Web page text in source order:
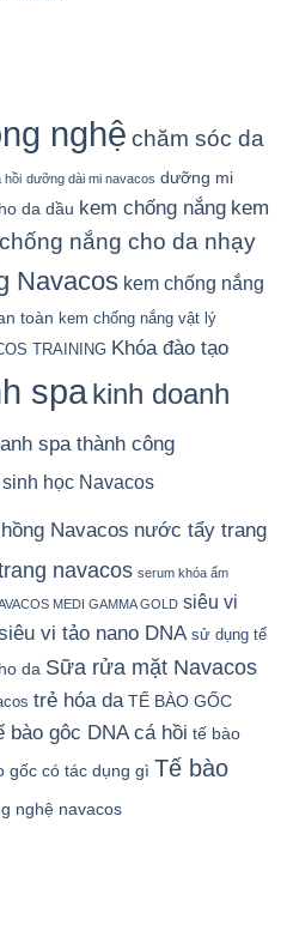
nghệ chăm sóc da
hồi dưỡng dài mi navacos dưỡng mi
da dầu kem chống nắng kem
nắng cho da nhạy
Navacos kem chống nắng
toàn kem chống nắng vật lý
TRAINING Khóa đào tạo
spa kinh doanh
spa thành công
học Navacos
Navacos nước tẩy trang
navacos serum khóa ẩm
MEDI GAMMA GOLD siêu vi
vi tảo nano DNA sử dụng tế
da Sữa rửa mặt Navacos
trẻ hóa da TẾ BÀO GỐC
bào gôc DNA cá hồi tế bào
gốc có tác dụng gì Tế bào
nghệ navacos